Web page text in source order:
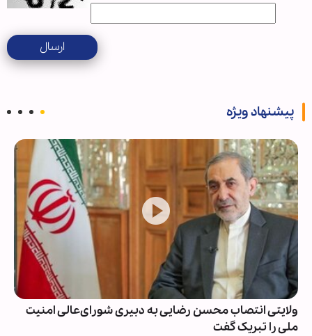
ارسال
پیشنهاد ویژه
ولایتی انتصاب محسن رضایی به دبیری شورای‌عالی امنیت
ملی را تبریک گفت